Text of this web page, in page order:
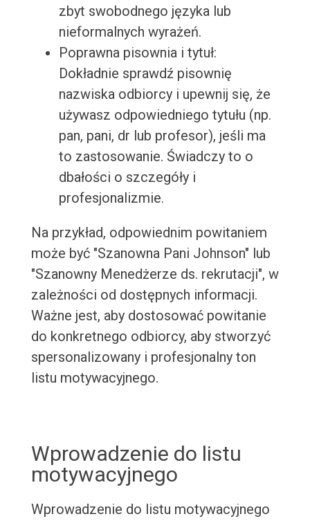
zbyt swobodnego języka lub
nieformalnych wyrażeń.
Poprawna pisownia i tytuł:
Dokładnie sprawdź pisownię
nazwiska odbiorcy i upewnij się, że
używasz odpowiedniego tytułu (np.
pan, pani, dr lub profesor), jeśli ma
to zastosowanie. Świadczy to o
dbałości o szczegóły i
profesjonalizmie.
Na przykład, odpowiednim powitaniem
może być "Szanowna Pani Johnson" lub
"Szanowny Menedżerze ds. rekrutacji", w
zależności od dostępnych informacji.
Ważne jest, aby dostosować powitanie
do konkretnego odbiorcy, aby stworzyć
spersonalizowany i profesjonalny ton
listu motywacyjnego.
Wprowadzenie do listu
motywacyjnego
Wprowadzenie do listu motywacyjnego